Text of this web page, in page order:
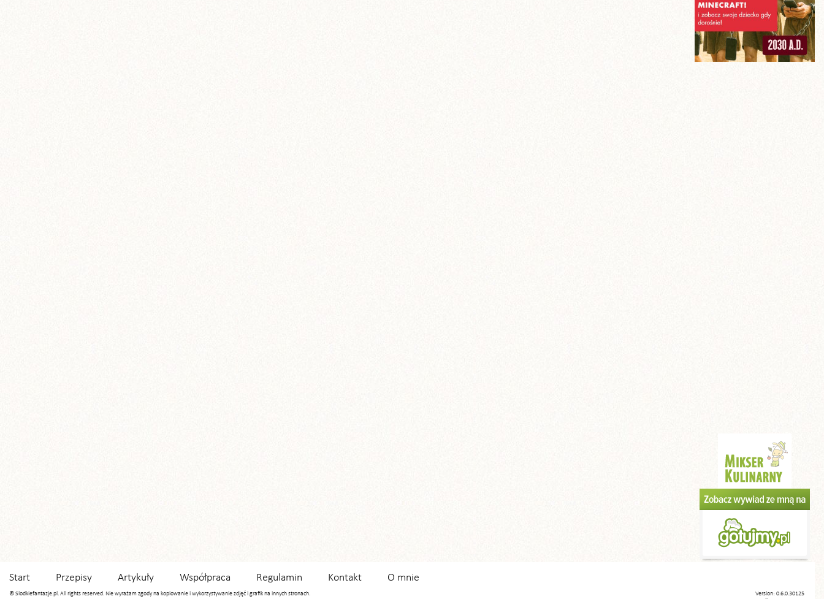
Start Przepisy Artykuły Współpraca Regulamin Kontakt O mnie
© Slodkiefantazje.pl. All rights reserved. Nie wyrażam zgody na kopiowanie i wykorzystywanie zdjęć i grafik na innych stronach.
Version: 0.6.0.30125